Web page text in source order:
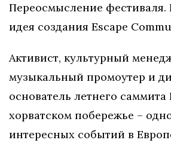
Переосмысление ​​фестиваля.
идея ​​создания​​ Escape​​
Активист, культурный
музыкальный промоутер и
основатель летнего саммита
хорватском побережье –
интересных событий в